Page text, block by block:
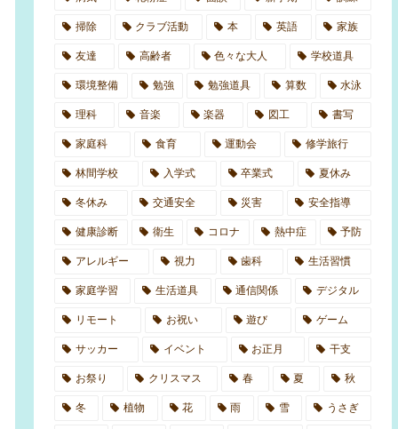
掃除 クラブ活動 本 英語 家族
友達 高齢者 色々な大人 学校道具
環境整備 勉強 勉強道具 算数 水泳
理科 音楽 楽器 図工 書写
家庭科 食育 運動会 修学旅行
林間学校 入学式 卒業式 夏休み
冬休み 交通安全 災害 安全指導
健康診断 衛生 コロナ 熱中症 予防
アレルギー 視力 歯科 生活習慣
家庭学習 生活道具 通信関係 デジタル
リモート お祝い 遊び ゲーム
サッカー イベント お正月 干支
お祭り クリスマス 春 夏 秋
冬 植物 花 雨 雪 うさぎ